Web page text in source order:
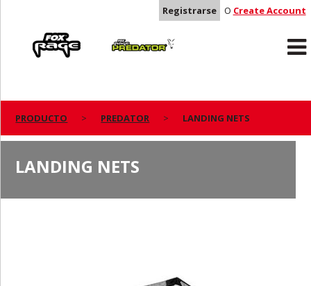
Registrarse O Create Account
Predator
PRODUCTO PREDATOR LANDING NETS
LANDING NETS